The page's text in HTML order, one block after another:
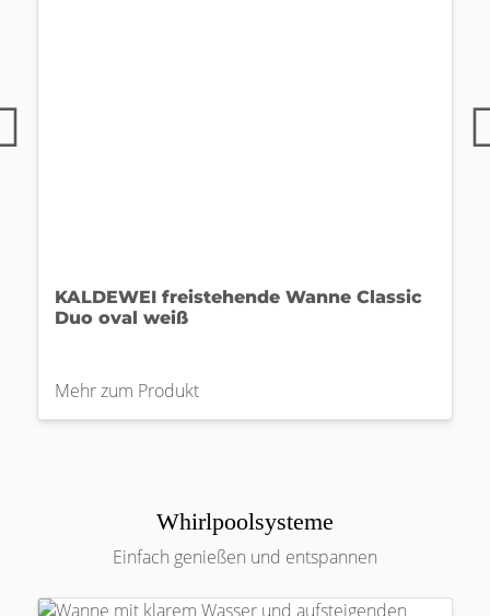
KALDEWEI freistehende Wanne Classic
Duo oval weiß
Mehr zum Produkt
Whirlpoolsysteme
Einfach genießen und entspannen